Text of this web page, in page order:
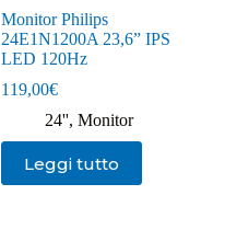
Monitor Philips
24E1N1200A 23,6” IPS
LED 120Hz
119,00€
24'',Monitor
Leggi tutto